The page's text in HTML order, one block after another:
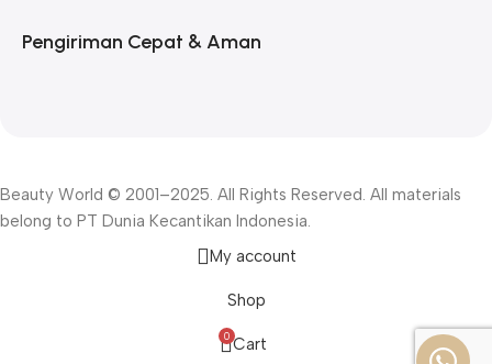
Pengiriman Cepat & Aman
Beauty World © 2001–2025. All Rights Reserved. All materials
belong to PT Dunia Kecantikan Indonesia.
My account
Shop
0 Cart